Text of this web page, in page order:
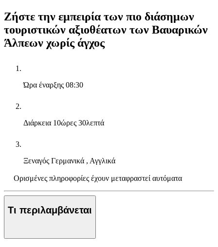
Ζήστε την εμπειρία των πιο διάσημων
τουριστικών αξιοθέατων των Βαυαρικών
Άλπεων χωρίς άγχος
Ώρα έναρξης 08:30
Διάρκεια 10ώρες 30λεπτά
Ξεναγός Γερμανικά , Αγγλικά
Ορισμένες πληροφορίες έχουν μεταφραστεί αυτόματα
Τι περιλαμβάνεται